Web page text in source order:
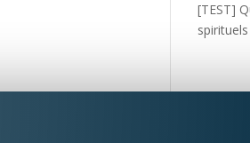
[TEST]
spirituels